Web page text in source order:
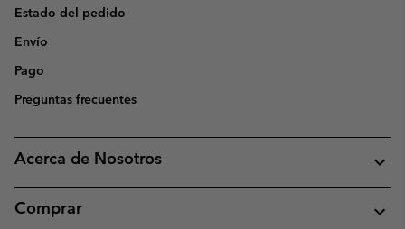
Estado del pedido
Envío
Pago
Preguntas frecuentes
Acerca de Nosotros
Comprar